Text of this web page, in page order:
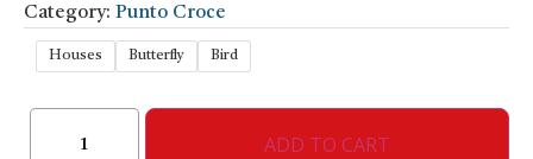
Category: Punto Croce
Houses Butterfly Bird
ADD TO CART